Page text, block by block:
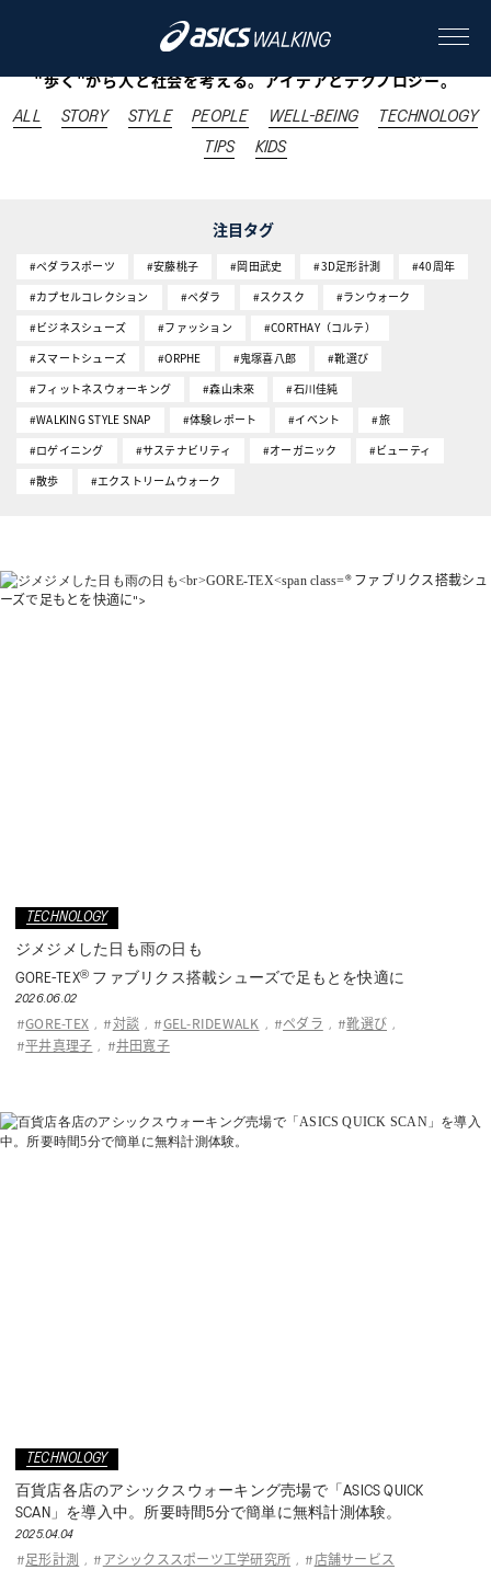
ABOUT
ALL
STORY
STYLE
PEOPLE
WELLNESS WALKER
ASICS KIDS SUKU²
ONLINE STORE
直営店舗
TECHNOLOGY
"歩く"から人と社会を考える。アイデアとテクノロジー。
ALL STORY STYLE PEOPLE WELL-BEING
TECHNOLOGY
TIPS
KIDS
注目タグ
#ペダラスポーツ #安藤桃子 #岡田武史 #3D足形計測
#40周年
#カプセルコレクション
#ペダラ #スクスク
#ランウォーク
#ビジネスシューズ
#ファッション
#CORTHAY（コルテ）
#スマートシューズ
#ORPHE #鬼塚喜八郎
#靴選び
#フィットネスウォーキング
#森山未來
#石川佳純
#WALKING STYLE SNAP
#体験レポート #イベント
#旅
#ロゲイニング
#サステナビリティ #オーガニック
#ビューティ
#散歩
#エクストリームウォーク
® ファブリクス搭載シュ
ーズで足もとを快適に">
TECHNOLOGY
ジメジメした日も雨の日も
GORE-TEX® ファブリクス搭載シューズで足もとを快適に
2026.06.02
#GORE-TEX , # 対談 , # GEL-RIDEWALK , # ペダラ , #靴選び ,
#平井真理子 , #井田寛子
TECHNOLOGY
百貨店各店のアシックスウォーキング売場で「ASICS QUICK
SCAN」を導入中。所要時間5分で簡単に無料計測体験。
2025.04.04
# 足形計測 , # アシックススポーツ工学研究所 , # 店舗サービス